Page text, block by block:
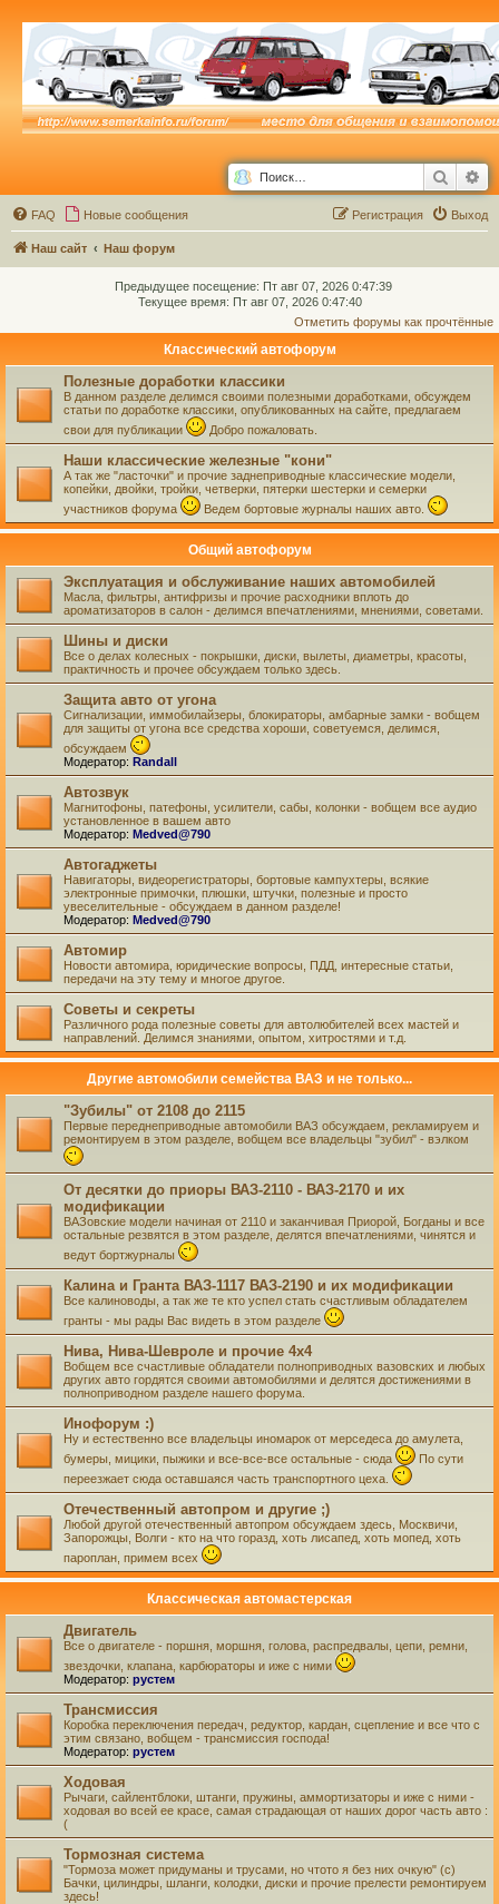
Поиск
FAQ Новые сообщения Выход
Регистрация
Наш сайт Наш форум
Предыдущее посещение: Пт авг 07, 2026 0:47:39
Текущее время: Пт авг 07, 2026 0:47:40
Отметить форумы как прочтённые
Классический автофорум
Полезные доработки классики
В данном разделе делимся своими полезными доработками, обсуждем
статьи по доработке классики, опубликованных на сайте, предлагаем
свои для публикации
Добро пожаловать.
Наши классические железные "кони"
А так же "ласточки" и прочие заднеприводные классические модели,
копейки, двойки, тройки, четверки, пятерки шестерки и семерки
участников форума
Ведем бортовые журналы наших авто.
Общий автофорум
Эксплуатация и обслуживание наших автомобилей
Масла, фильтры, антифризы и прочие расходники вплоть до
ароматизаторов в салон - делимся впечатлениями, мнениями, советами.
Шины и диски
Все о делах колесных - покрышки, диски, вылеты, диаметры, красоты,
практичность и прочее обсуждаем только здесь.
Защита авто от угона
Сигнализации, иммобилайзеры, блокираторы, амбарные замки - вобщем
для защиты от угона все средства хороши, советуемся, делимся,
обсуждаем
Модератор: Randall
Автозвук
Магнитофоны, патефоны, усилители, сабы, колонки - вобщем все аудио
установленное в вашем авто
Модератор: Medved@790
Автогаджеты
Навигаторы, видеорегистраторы, бортовые кампухтеры, всякие
электронные примочки, плюшки, штучки, полезные и просто
увеселительные - обсуждаем в данном разделе!
Модератор: Medved@790
Автомир
Новости автомира, юридические вопросы, ПДД, интересные статьи,
передачи на эту тему и многое другое.
Советы и секреты
Различного рода полезные советы для автолюбителей всех мастей и
направлений. Делимся знаниями, опытом, хитростями и т.д.
Другие автомобили семейства ВАЗ и не только...
"Зубилы" от 2108 до 2115
Первые переднеприводные автомобили ВАЗ обсуждаем, рекламируем и
ремонтируем в этом разделе, вобщем все владельцы "зубил" - вэлком
От десятки до приоры ВАЗ-2110 - ВАЗ-2170 и их
модификации
ВАЗовские модели начиная от 2110 и заканчивая Приорой, Богданы и все
остальные резвятся в этом разделе, делятся впечатлениями, чинятся и
ведут бортжурналы
Калина и Гранта ВАЗ-1117 ВАЗ-2190 и их модификации
Все калиноводы, а так же те кто успел стать счастливым обладателем
гранты - мы рады Вас видеть в этом разделе
Нива, Нива-Шевроле и прочие 4х4
Вобщем все счастливые обладатели полноприводных вазовских и любых
других авто гордятся своими автомобилями и делятся достижениями в
полноприводном разделе нашего форума.
Инофорум :)
Ну и естественно все владельцы иномарок от мерседеса до амулета,
бумеры, мицики, пыжики и все-все-все остальные - сюда
По сути
переезжает сюда оставшаяся часть транспортного цеха.
Отечественный автопром и другие ;)
Любой другой отечественный автопром обсуждаем здесь, Москвичи,
Запорожцы, Волги - кто на что горазд, хоть лисапед, хоть мопед, хоть
пароплан, примем всех
Классическая автомастерская
Двигатель
Все о двигателе - поршня, моршня, голова, распредвалы, цепи, ремни,
звездочки, клапана, карбюраторы и иже с ними
Модератор: рустем
Трансмиссия
Коробка переключения передач, редуктор, кардан, сцепление и все что с
этим связано, вобщем - трансмиссия господа!
Модератор: рустем
Ходовая
Рычаги, сайлентблоки, штанги, пружины, аммортизаторы и иже с ними -
ходовая во всей ее красе, самая страдающая от наших дорог часть авто :
(
Тормозная система
"Тормоза может придуманы и трусами, но чтото я без них очкую" (с)
Бачки, цилиндры, шланги, колодки, диски и прочие прелести ремонтируем
здесь!